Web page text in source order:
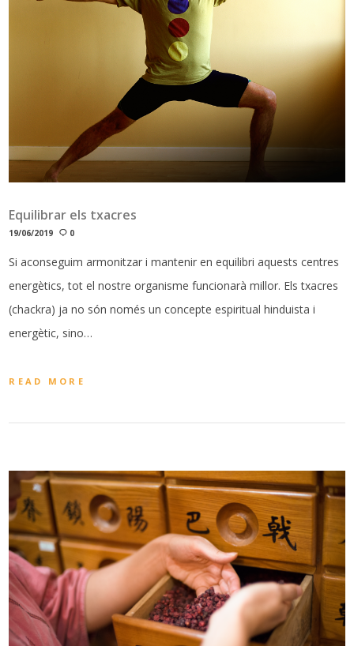
Equilibrar els txacres
19/06/2019 0
Si aconseguim armonitzar i mantenir en equilibri aquests centres
energètics, tot el nostre organisme funcionarà millor. Els txacres
(chackra) ja no són només un concepte espiritual hinduista i
energètic, sino…
READ MORE